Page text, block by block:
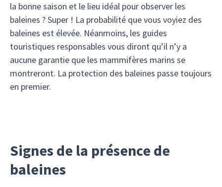
la bonne saison et le lieu idéal pour observer les
baleines ? Super ! La probabilité que vous voyiez des
baleines est élevée. Néanmoins, les guides
touristiques responsables vous diront qu’il n’y a
aucune garantie que les mammifères marins se
montreront. La protection des baleines passe toujours
en premier.
Signes de la présence de
baleines